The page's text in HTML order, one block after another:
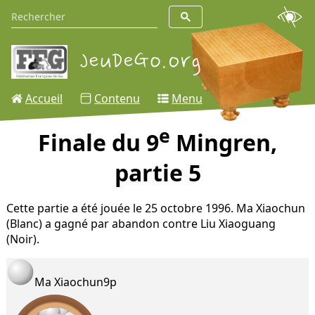
Accueil Contenu Menu
Finale du 9e Mingren,
partie 5
Cette partie a été jouée le 25 octobre 1996. Ma Xiaochun
(Blanc) a gagné par abandon contre Liu Xiaoguang
(Noir).
Ma Xiaochun9p